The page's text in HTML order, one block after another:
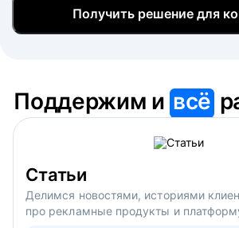
Получить решение для
Поддержим ивсё
Статьи
Делимся новостями, историями
про рекламные продукты и